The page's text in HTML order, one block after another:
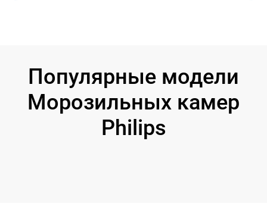
Популярные модели
Морозильных камер
Philips